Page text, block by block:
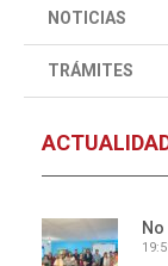
NOTICIAS
TRÁMITES